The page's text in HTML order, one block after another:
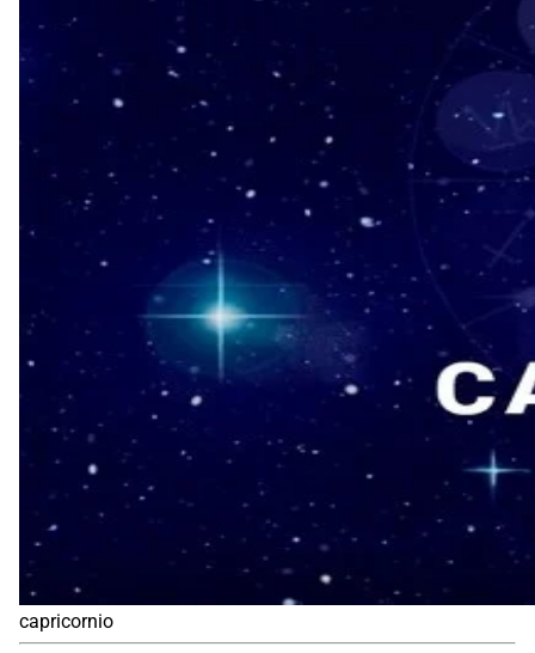
capricornio